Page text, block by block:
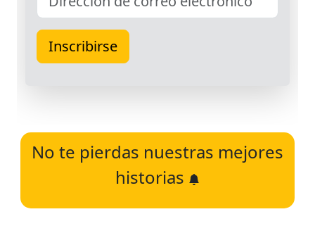
No te pierdas nuestras mejores
historias